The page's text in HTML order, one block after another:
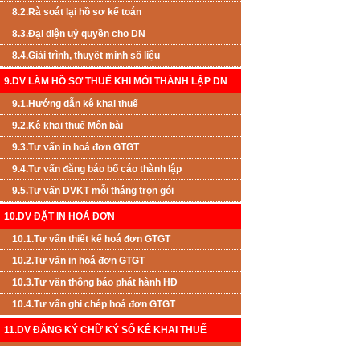
8.2.Rà soát lại hồ sơ kế toán
8.3.Đại diện uỷ quyền cho DN
8.4.Giải trình, thuyết minh số liệu
9.DV LÀM HỒ SƠ THUẾ KHI MỚI THÀNH LẬP DN
9.1.Hướng dẫn kê khai thuế
9.2.Kê khai thuế Môn bài
9.3.Tư vấn in hoá đơn GTGT
9.4.Tư vấn đăng báo bố cáo thành lập
9.5.Tư vấn DVKT mỗi tháng trọn gói
10.DV ĐẶT IN HOÁ ĐƠN
10.1.Tư vấn thiết kế hoá đơn GTGT
10.2.Tư vấn in hoá đơn GTGT
10.3.Tư vấn thông báo phát hành HĐ
10.4.Tư vấn ghi chép hoá đơn GTGT
11.DV ĐĂNG KÝ CHỮ KÝ SỐ KÊ KHAI THUẾ